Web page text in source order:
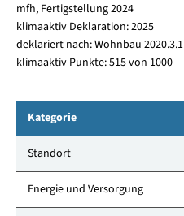
mfh, Fertigstellung 2024
klimaaktiv Deklaration: 2025
deklariert nach: Wohnbau 2020.3.1
klimaaktiv Punkte: 515 von 1000
Kategorie
Standort
Energie und Versorgung